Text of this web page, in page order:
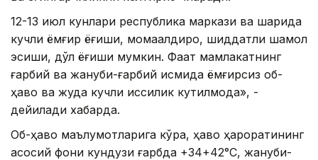
12-13 июл кунлари республика маркази ва шарқида
кучли ёмғир ёғиши, момақалдироқ, шиддатли шамол
эсиши, дўл ёғиши мумкин. Фақат мамлакатнинг
ғарбий ва жануби-ғарбий қисмида ёмғирсиз об-
ҳаво ва жуда кучли иссиқлик кутилмоқда», -
дейилади хабарда.
Об-ҳаво маълумотларига кўра, ҳаво ҳароратининг
асосий фони кундузи ғарбда +34+42°С, жануби-